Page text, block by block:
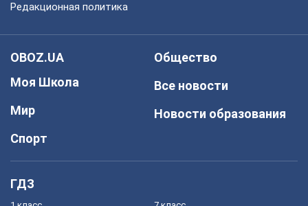
Редакционная политика
OBOZ.UA
Моя Школа
Мир
Спорт
Общество
Все новости
Новости образования
ГДЗ